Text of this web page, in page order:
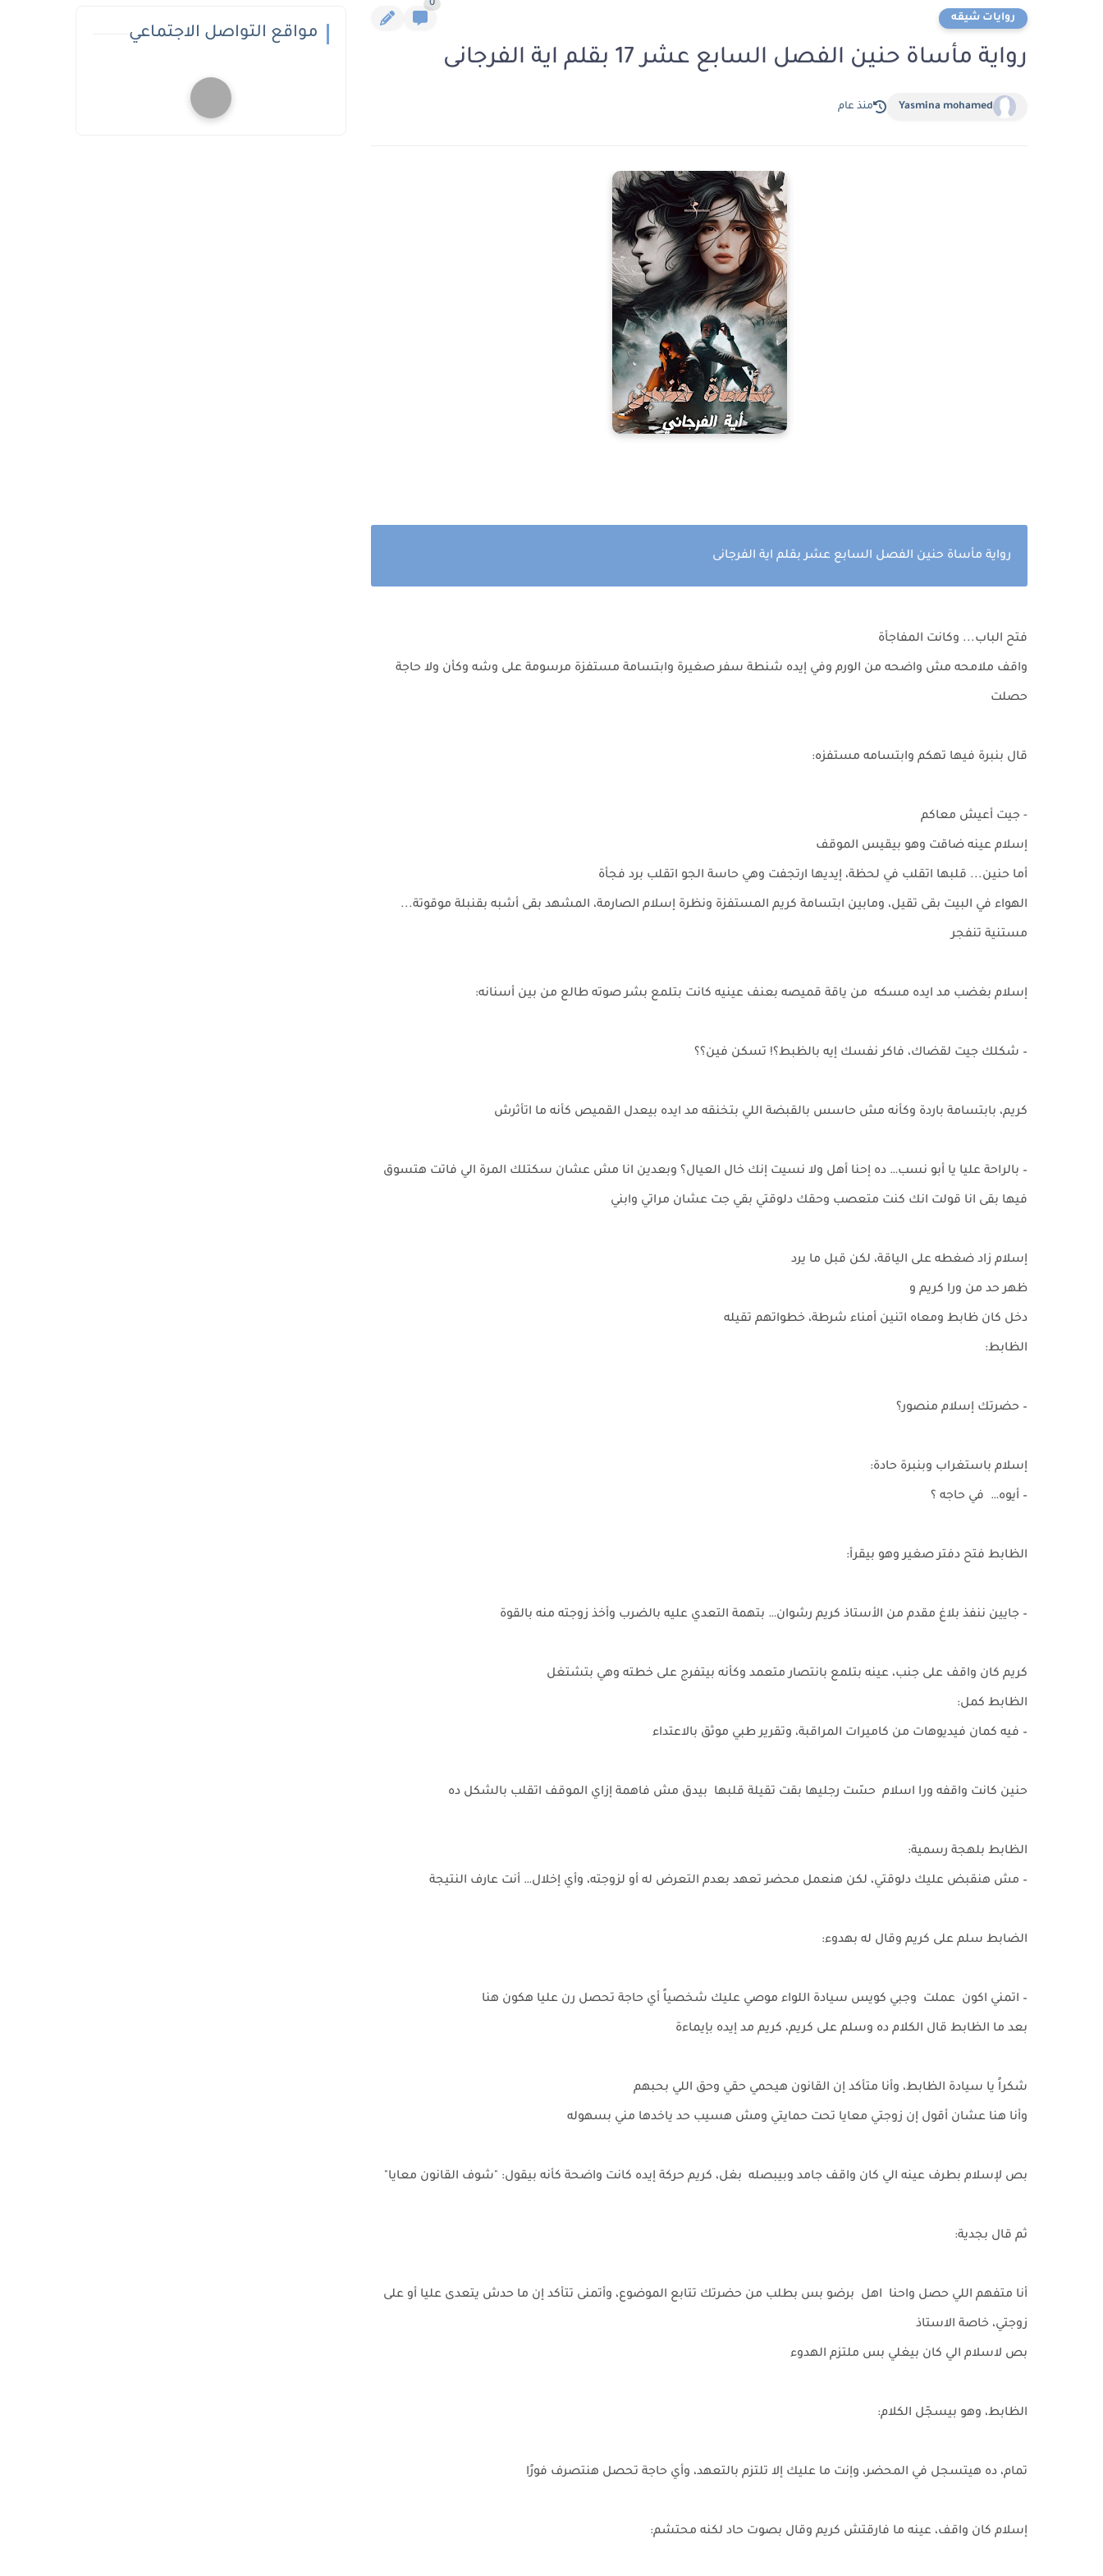
روايات شيقه
0
رواية مأساة حنين الفصل السابع عشر 17 بقلم اية الفرجانى
Yasmina mohamed منذ عام
رواية مأساة حنين الفصل السابع عشر بقلم اية الفرجانى
فتح الباب... وكانت المفاجأة
واقف ملامحه مش واضحه من الورم وفي إيده شنطة سفر صغيرة وابتسامة مستفزة مرسومة على وشه وكأن ولا حاجة
حصلت
قال بنبرة فيها تهكم وابتسامه مستفزه:
- جيت أعيش معاكم
إسلام عينه ضاقت وهو بيقيس الموقف
أما حنين... قلبها اتقلب في لحظة، إيديها ارتجفت وهي حاسة الجو اتقلب برد فجأة
الهواء في البيت بقى تقيل، ومابين ابتسامة كريم المستفزة ونظرة إسلام الصارمة، المشهد بقى أشبه بقنبلة موقوتة...
مستنية تنفجر
إسلام بغضب مد ايده مسكه من ياقة قميصه بعنف عينيه كانت بتلمع بشر صوته طالع من بين أسنانه:
– شكلك جيت لقضاك، فاكر نفسك إيه بالظبط؟! تسكن فين؟؟
كريم، بابتسامة باردة وكأنه مش حاسس بالقبضة اللي بتخنقه مد ايده بيعدل القميص كأنه ما اتأثرش
– بالراحة عليا يا أبو نسب… ده إحنا أهل ولا نسيت إنك خال العيال؟ وبعدين انا مش عشان سكتلك المرة الي فاتت هتسوق
فيها بقى انا قولت انك كنت متعصب وحقك دلوقتي بقي جت عشان مراتي وابني
إسلام زاد ضغطه على الياقة، لكن قبل ما يرد
ظهر حد من ورا كريم و
دخل كان ظابط ومعاه اتنين أمناء شرطة، خطواتهم تقيله
الظابط:
– حضرتك إسلام منصور؟
إسلام باستغراب وبنبرة حادة:
– أيوه… في حاجه ؟
الظابط فتح دفتر صغير وهو بيقرأ:
– جايين ننفذ بلاغ مقدم من الأستاذ كريم رشوان… بتهمة التعدي عليه بالضرب وأخذ زوجته منه بالقوة
كريم كان واقف على جنب، عينه بتلمع بانتصار متعمد وكأنه بيتفرج على خطته وهي بتشتغل
الظابط كمل:
– فيه كمان فيديوهات من كاميرات المراقبة، وتقرير طبي موثق بالاعتداء
حنين كانت واقفه ورا اسلام حسّت رجليها بقت تقيلة قلبها بيدق مش فاهمة إزاي الموقف اتقلب بالشكل ده
الظابط بلهجة رسمية:
– مش هنقبض عليك دلوقتي، لكن هنعمل محضر تعهد بعدم التعرض له أو لزوجته، وأي إخلال… أنت عارف النتيجة
الضابط سلم على كريم وقال له بهدوء:
– اتمني اكون عملت وجبي كويس سيادة اللواء موصي عليك شخصياً أي حاجة تحصل رن عليا هكون هنا
بعد ما الظابط قال الكلام ده وسلم على كريم، كريم مد إيده بإيماءة
شكراً يا سيادة الظابط، وأنا متأكد إن القانون هيحمي حقي وحق اللي بحبهم
وأنا هنا عشان أقول إن زوجتي معايا تحت حمايتي ومش هسيب حد ياخدها مني بسهوله
بص لإسلام بطرف عينه الي كان واقف جامد وبيبصله بغل، كريم حركة إيده كانت واضحة كأنه بيقول: "شوف القانون معايا"
ثم قال بجدية:
أنا متفهم اللي حصل واحنا اهل برضو بس بطلب من حضرتك تتابع الموضوع، وأتمنى تتأكد إن ما حدش يتعدى عليا أو على
زوجتي، خاصة الاستاذ
بص لاسلام الي كان بيغلي بس ملتزم الهدوء
الظابط، وهو بيسجّل الكلام:
تمام، ده هيتسجل في المحضر، وإنت ما عليك إلا تلتزم بالتعهد، وأي حاجة تحصل هنتصرف فورًا
إسلام كان واقف، عينه ما فارقتش كريم وقال بصوت حاد لكنه محتشم:
مواقع التواصل الاجتماعي